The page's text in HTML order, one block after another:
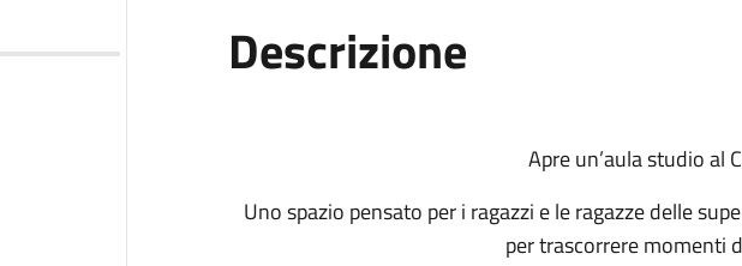
Descrizione
Apre un’aula studio al
Uno spazio pensato per i ragazzi e le ragazze delle
per trascorrere momenti